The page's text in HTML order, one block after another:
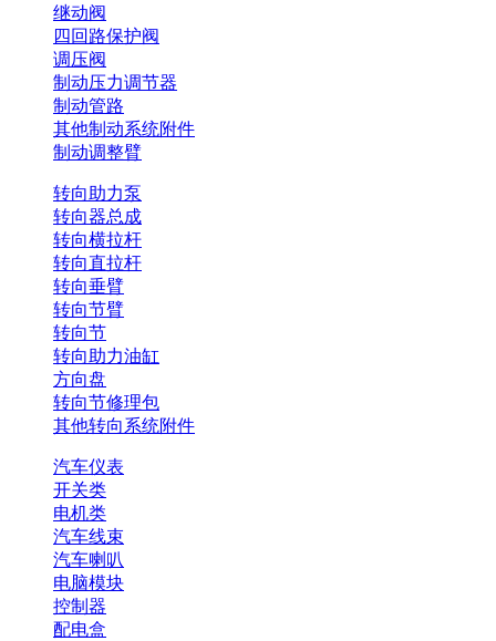
继动阀
四回路保护阀
调压阀
制动压力调节器
制动管路
其他制动系统附件
制动调整臂
转向助力泵
转向器总成
转向横拉杆
转向直拉杆
转向垂臂
转向节臂
转向节
转向助力油缸
方向盘
转向节修理包
其他转向系统附件
汽车仪表
开关类
电机类
汽车线束
汽车喇叭
电脑模块
控制器
配电盒